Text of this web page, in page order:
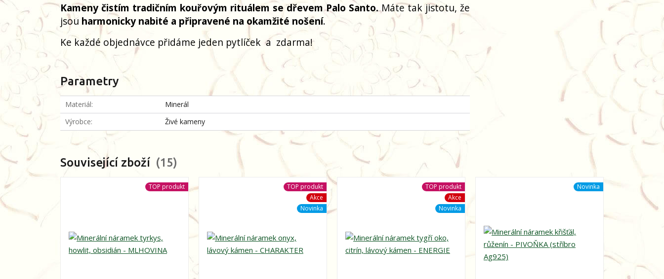
Kameny čistím tradičním kouřovým rituálem se dřevem Palo Santo.Máte tak jistotu, že
jsou harmonicky nabité a připravené na okamžité nošení.
Ke každé objednávce přidáme jeden pytlíček a zdarma!
Parametry
Materiál
Minerál
Výrobce
Živé kameny
Související zboží 15
TOP produkt
TOP produkt
Akce
Novinka
TOP produkt
Akce
Novinka
Novinka